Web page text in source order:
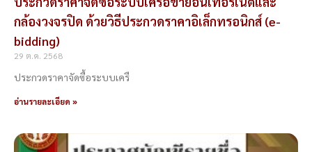
กล้องวงจรปิด ด้วยวิธีประกวดราคาอิเล็กทรอนิกส์ (e-
bidding)
29 ต.ค. 2568
ประกวดราคาจัดซื้อระบบเครื
อ่านรายละเอียด »